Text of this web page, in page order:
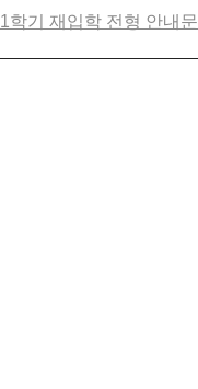
학기 재입학 전형 안내문